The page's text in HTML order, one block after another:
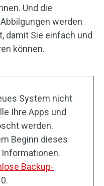
Und die
werden
damit Sie einfach und
können.
System nicht
Ihre Apps und
werden.
Beginn dieses
Backup-